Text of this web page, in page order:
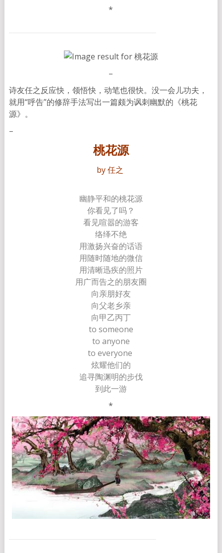
*
–
诗友任之反应快，领悟快，动笔也很快。没一会儿功夫，
就用“呼告”的修辞手法写出一篇颇为讽刺幽默的《桃花
源》。
–
桃花源
by 任之
幽静平和的桃花源
你看见了吗？
看见喧嚣的游客
络绎不绝
用激扬兴奋的话语
用随时随地的微信
用清晰迅疾的照片
用广而告之的朋友圈
向亲朋好友
向父老乡亲
向甲乙丙丁
to someone
to anyone
to everyone
炫耀他们的
追寻陶渊明的步伐
到此一游
*